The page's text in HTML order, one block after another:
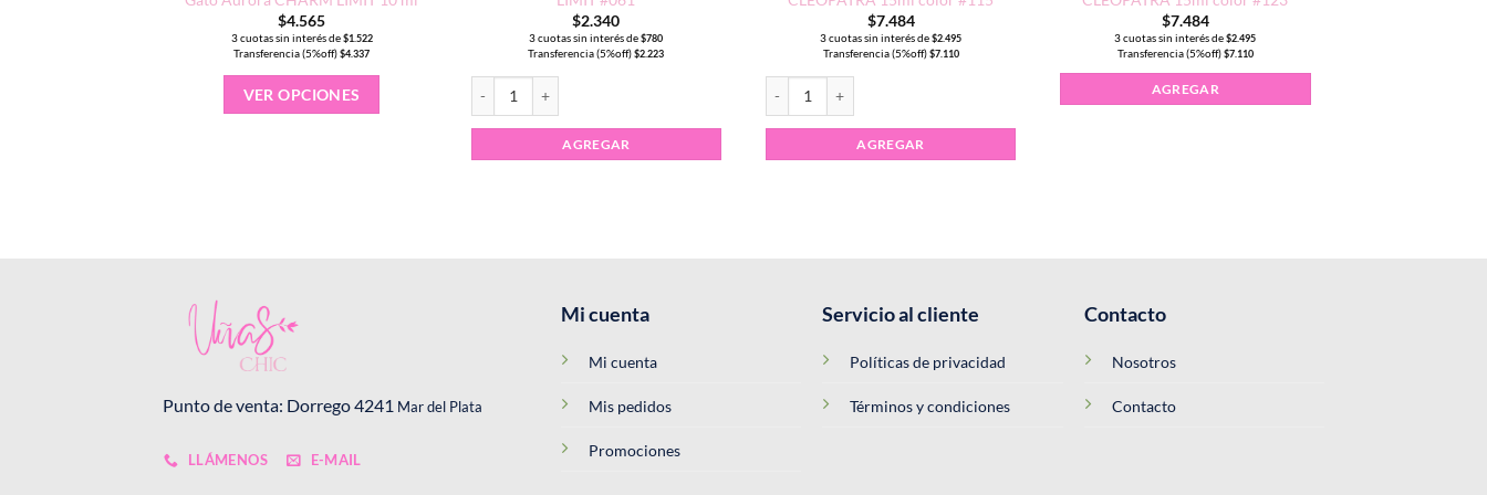
$4.565
3 cuotas sin interés de$1.522
Transferencia (5%off)$4.337
VER OPCIONES
Este
de
$2.340
3 cuotas sin interés de$780
Transferencia (5%off)$2.223
AGREGAR
$7.484
3 cuotas sin interés de$2.495
Transferencia (5%off)$7.110
Esmalte Semipermanente CLEOPATRA 15ml color #115 cantidad
AGREGAR
$7.484
3 cuotas sin interés de$2.495
Transferencia (5%off)$7.110
AGREGAR
Punto de venta: Dorrego 4241 Mar del Plata
LLÁMENOS E-MAIL
Mi cuenta
Mi cuenta
Mis pedidos
Promociones
Servicio al cliente
Políticas de privacidad
Términos y condiciones
Contacto
Nosotros
Contacto